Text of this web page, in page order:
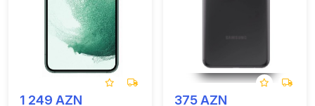
1 249 AZN 375 AZN